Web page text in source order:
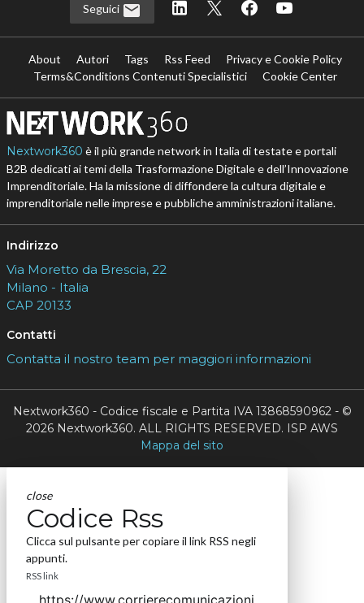
Seguici
About Autori Tags Rss Feed
Privacy e Cookie Policy
Terms&Conditions Contenuti Specialistici
Cookie Center
Nextwork360 è il più grande network in Italia di testate e portali
B2B dedicati ai temi della Trasformazione Digitale e dell’Innovazione
Imprenditoriale. Ha la missione di diffondere la cultura digitale e
imprenditoriale nelle imprese e pubbliche amministrazioni italiane.
Indirizzo
Via Moretto da Brescia, 22
Milano - Italia
CAP 20133
Contatti
Contatta il nostro team per maggiori informazioni
Nextwork360 - Codice fiscale e Partita IVA 13868590962 - ©
2026 Nextwork360. ALL RIGHTS RESERVED. ISP AWS
Mappa del sito
close
Codice Rss
Clicca sul pulsante per copiare il link RSS negli
appunti.
RSS link